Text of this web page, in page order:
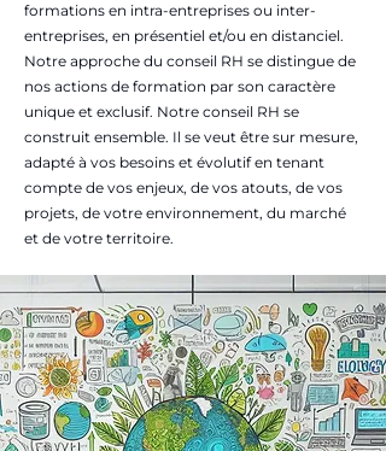
formations en intra-entreprises ou inter-
entreprises, en présentiel et/ou en distanciel.
Notre approche du conseil RH se distingue de
nos actions de formation par son caractère
unique et exclusif. Notre conseil RH se
construit ensemble. Il se veut être sur mesure,
adapté à vos besoins et évolutif en tenant
compte de vos enjeux, de vos atouts, de vos
projets, de votre environnement, du marché
et de votre territoire.